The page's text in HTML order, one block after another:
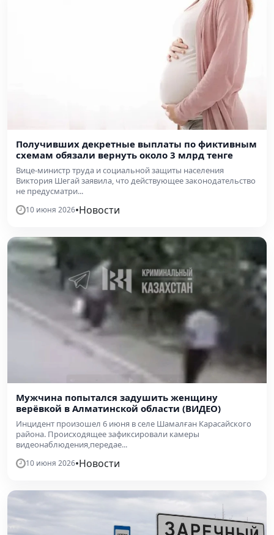
Получивших декретные выплаты по фиктивным
схемам обязали вернуть около 3 млрд тенге
Вице-министр труда и социальной защиты населения
Виктория Шегай заявила, что действующее законодательство
не предусматри...
10 июня 2026•Новости
Мужчина попытался задушить женщину
верёвкой в Алматинской области (ВИДЕО)
Инцидент произошел 6 июня в селе Шамалған Карасайского
района. Происходящее зафиксировали камеры
видеонаблюдения,передае...
10 июня 2026•Новости